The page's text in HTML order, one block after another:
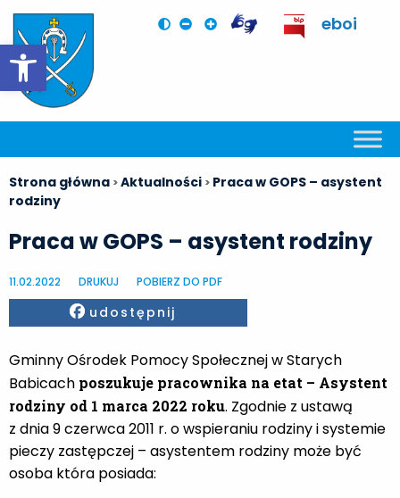
Otwórz pasek narzędzi
eboi
Strona główna >Aktualności > Praca w GOPS – asystent
rodziny
Praca w GOPS – asystent rodziny
11.02.2022 DRUKUJ POBIERZ DO PDF
Facebook
udostępnij
Gminny Ośrodek Pomocy Społecznej w Starych
Babicach poszukuje pracownika na etat – Asystent
rodziny od 1 marca 2022 roku. Zgodnie z ustawą
z dnia 9 czerwca 2011 r. o wspieraniu rodziny i systemie
pieczy zastępczej – asystentem rodziny może być
osoba która posiada: